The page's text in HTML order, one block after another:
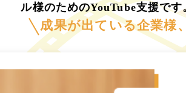
ル様のためのYouTube支援です
成果が出ている企業様